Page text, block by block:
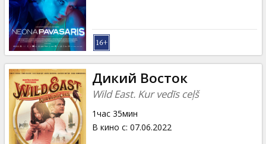
B2B
Клуб
Дикий Восток
Wild East. Kur vedīs ceļš
1час 35мин
В кино с: 07.06.2022